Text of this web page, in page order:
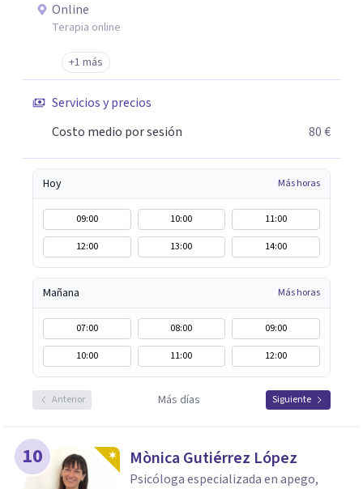
Online
Terapia online
+1 más
Servicios y precios
Costo medio por sesión
80 €
Hoy Más horas
09:00 10:00
11:00
12:00
13:00 14:00
Mañana Más horas
07:00 08:00
09:00
10:00
11:00 12:00
Anterior Más días Siguiente
10 Mònica Gutiérrez López
Psicóloga especializada en apego,